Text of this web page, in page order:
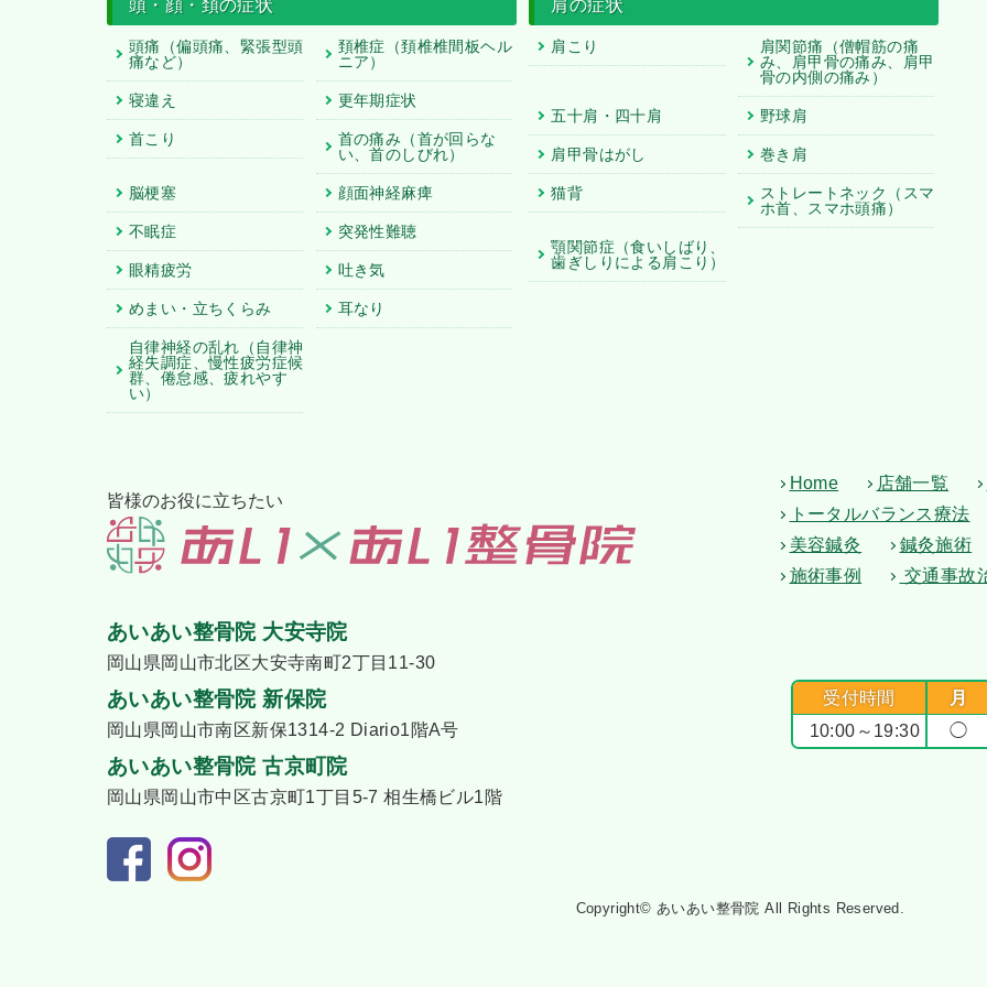
頭・顔・頚の症状
頭痛（偏頭痛、緊張型頭
痛など）
頚椎症（頚椎椎間板ヘル
ニア）
寝違え 更年期症状
首こり
首の痛み（首が回らな
い、首のしびれ）
脳梗塞 顔面神経麻痺
不眠症 突発性難聴
眼精疲労 吐き気
めまい・立ちくらみ 耳なり
自律神経の乱れ（自律神
経失調症、慢性疲労症候
群、倦怠感、疲れやす
い）
肩の症状
肩こり
肩関節痛（僧帽筋の痛
み、肩甲骨の痛み、肩甲
骨の内側の痛み）
五十肩・四十肩 野球肩
肩甲骨はがし 巻き肩
猫背
ストレートネック（スマ
ホ首、スマホ頭痛）
顎関節症（食いしばり、
歯ぎしりによる肩こり）
皆様のお役に立ちたい
Home 店舗一覧
トータルバランス療法
美容鍼灸
鍼灸施術
施術事例
交通事故
あいあい整骨院 大安寺院
岡山県岡山市北区大安寺南町2丁目11-30
あいあい整骨院 新保院
岡山県岡山市南区新保1314-2 Diario1階A号
あいあい整骨院 古京町院
岡山県岡山市中区古京町1丁目5-7 相生橋ビル1階
受付時間 月
10:00～19:30
◯
Copyright© あいあい整骨院 All Rights Reserved.